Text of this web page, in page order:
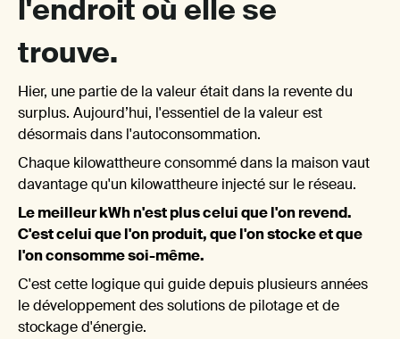
l'endroit où elle se
trouve.
Hier, une partie de la valeur était dans la revente du
surplus. Aujourd’hui, l'essentiel de la valeur est
désormais dans l'autoconsommation.
Chaque kilowattheure consommé dans la maison vaut
davantage qu'un kilowattheure injecté sur le réseau.
Le meilleur kWh n'est plus celui que l'on revend.
C'est celui que l'on produit, que l'on stocke et que
l'on consomme soi-même.
C'est cette logique qui guide depuis plusieurs années
le développement des solutions de pilotage et de
stockage d'énergie.